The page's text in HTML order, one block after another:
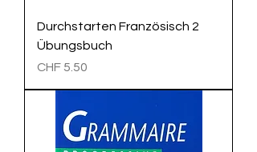
Durchstarten Französisch 2
Übungsbuch
Preis
CHF 5.50